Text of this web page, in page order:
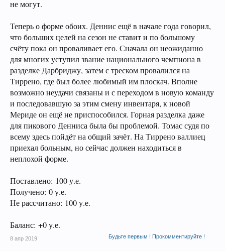
не могут.
Теперь о форме обоих. Деннис ещё в начале года говорил,
что больших целей на сезон не ставит и по большому
счёту пока он проваливает его. Сначала он неожиданно
для многих уступил звание национального чемпиона в
разделке Дарбриджу, затем с треском провалился на
Тиррено, где был более любимый им плоскач. Вполне
возможно неудачи связаны и с переходом в новую команду
и последовавшую за этим смену инвентаря, к новой
Мериде он ещё не приспособился. Горная разделка даже
для пикового Денниса была бы проблемой. Томас судя по
всему здесь пойдёт на общий зачёт. На Тиррено валлиец
приехал больным, но сейчас должен находиться в
неплохой форме.
Поставлено: 100 у.е.
Получено: 0 у.е.
Не рассчитано: 100 у.е.
Баланс: +0 у.е.
Будьте первым ! Прокомментируйте !
8 апр 2019